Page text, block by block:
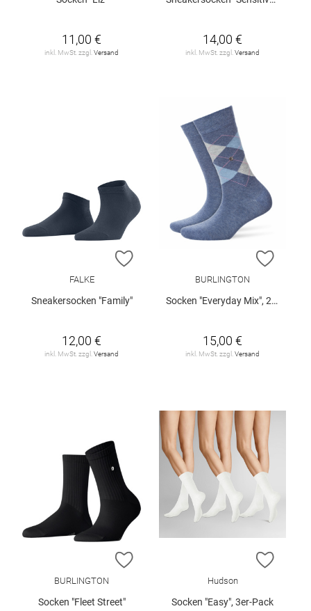
11,00 €
inkl. MwSt. zzgl.Versand
14,00 €
inkl. MwSt. zzgl.Versand
ZUR WUNSCHLISTE HINZUFÜGEN
FALKE
Sneakersocken "Family"
12,00 €
inkl. MwSt. zzgl.Versand
ZUR
BURLINGTON
Socken "Everyday Mix", 2er-Pack
15,00 €
inkl. MwSt. zzgl.Versand
ZUR WUNSCHLISTE HINZUFÜGEN
BURLINGTON
Socken "Fleet Street"
ZUR
Hudson
Socken "Easy", 3er-Pack